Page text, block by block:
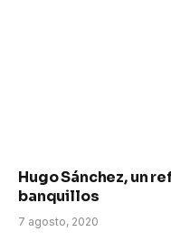
Hugo Sánchez, un
banquillos
7 agosto, 2020